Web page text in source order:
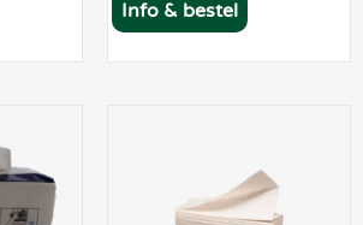
Info & bestel